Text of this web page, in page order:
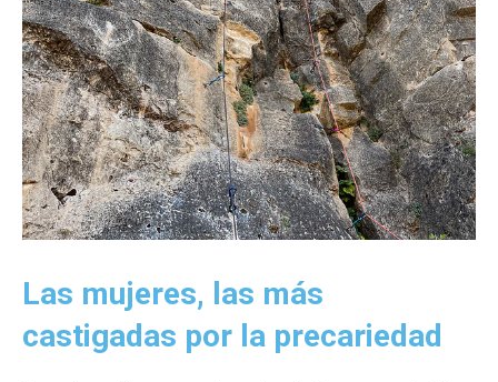
Las mujeres, las más
castigadas por la precariedad